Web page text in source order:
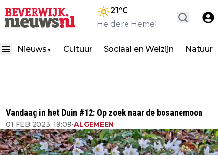
21°C
Heldere Hemel
Nieuws ▼ Cultuur Sociaal en Welzijn Natuur
Vandaag in het Duin #12: Op zoek naar de bosanemoon
01 FEB 2023, 19:09•ALGEMEEN